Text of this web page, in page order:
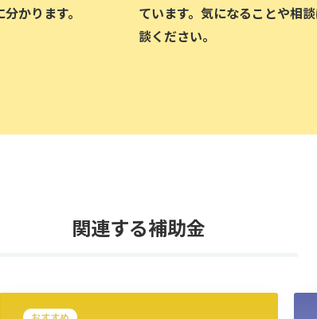
かります。
ています。気になることや相
談ください。
関連する補助金